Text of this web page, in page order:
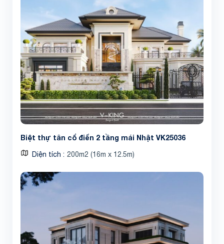
Biệt thự tân cổ điển 2 tầng mái Nhật VK25036
Diện tích 200m2 (16m x 12.5m)